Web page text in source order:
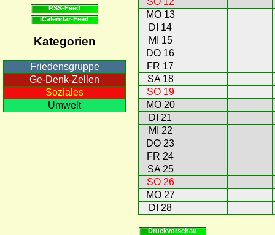
RSS-Feed
iCalendar-Feed
Kategorien
Friedensgruppe
Ge-Denk-Zellen
Soziales
Umwelt
MO 13
DI 14
MI 15
DO 16
FR 17
SA 18
SO 19
MO 20
DI 21
MI 22
DO 23
FR 24
SA 25
SO 26
MO 27
DI 28
Druckvorschau